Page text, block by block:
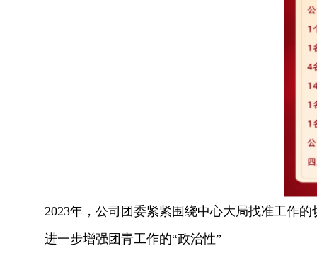
2023年，公司团委紧紧围绕中心大局找准工作
进一步增强团青工作的“政治性”